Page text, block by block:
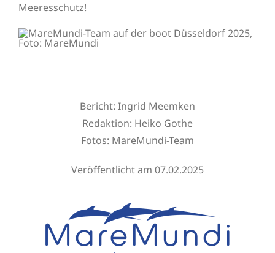
Meeresschutz!
Bericht: Ingrid Meemken
Redaktion: Heiko Gothe
Fotos: MareMundi-Team
Veröffentlicht am 07.02.2025